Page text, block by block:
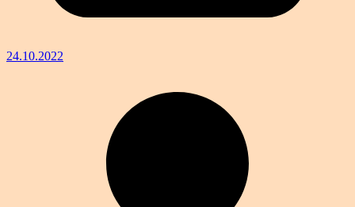
24.10.2022